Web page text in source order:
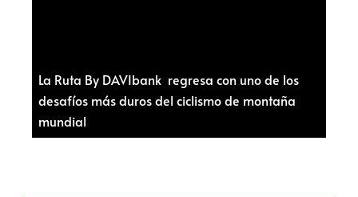
La Ruta By DAVIbank regresa con uno de los
desafíos más duros del ciclismo de montaña
mundial